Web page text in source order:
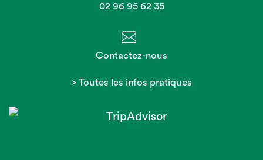
02 96 95 62 35
Contactez-nous
> Toutes les infos pratiques